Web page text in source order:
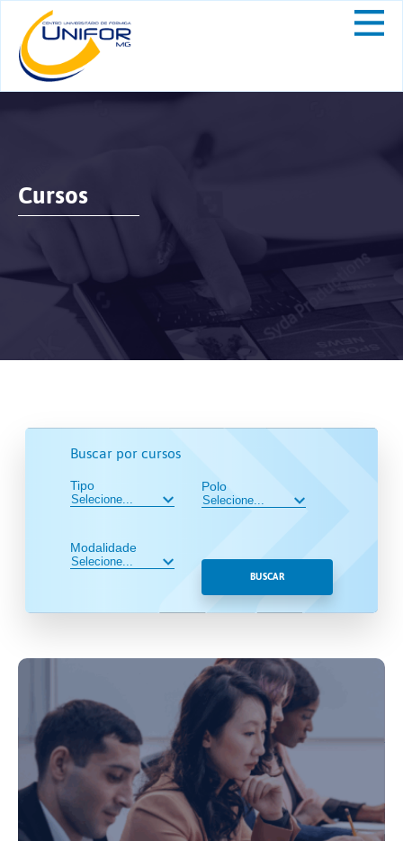
Cursos
Buscar por cursos
Tipo
Modalidade
Polo
BUSCAR